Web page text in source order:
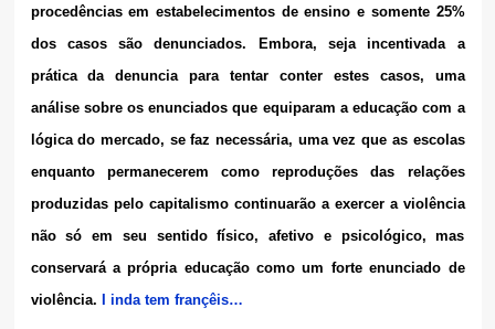
procedências em estabelecimentos de ensino e somente 25%
dos casos são denunciados. Embora, seja incentivada a
prática da denuncia para tentar conter estes casos, uma
análise sobre os enunciados que equiparam a educação com a
lógica do mercado, se faz necessária, uma vez que as escolas
enquanto permanecerem como reproduções das relações
produzidas pelo capitalismo continuarão a exercer a violência
não só em seu sentido físico, afetivo e psicológico, mas
conservará a própria educação como um forte enunciado de
violência.
I inda tem françêis…